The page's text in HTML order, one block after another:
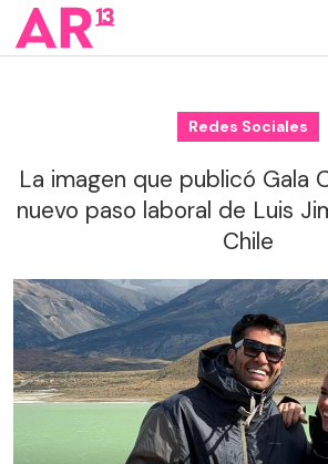
Redes Sociales
La imagen que publicó Gala
nuevo paso laboral de Luis
Chile